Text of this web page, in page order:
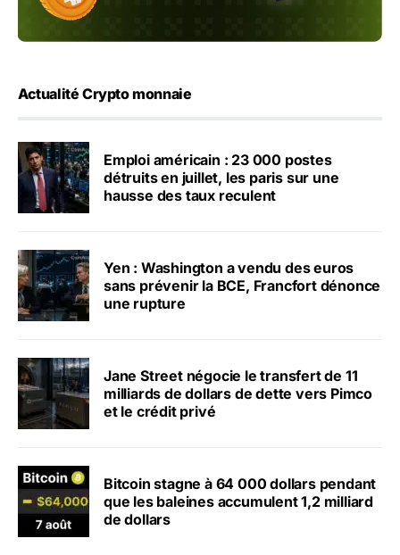
Actualité Crypto monnaie
Emploi américain : 23 000 postes
détruits en juillet, les paris sur une
hausse des taux reculent
Yen : Washington a vendu des euros
sans prévenir la BCE, Francfort dénonce
une rupture
Jane Street négocie le transfert de 11
milliards de dollars de dette vers Pimco
et le crédit privé
Bitcoin stagne à 64 000 dollars pendant
que les baleines accumulent 1,2 milliard
de dollars